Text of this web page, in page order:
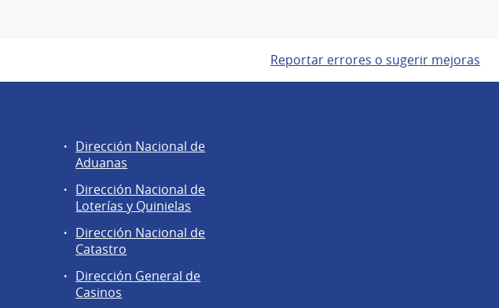
Reportar errores o sugerir mejoras
Áreas
de
Dirección
General
de
Secretaría
Dirección Nacional de
Aduanas
Dirección Nacional de
Loterías y Quinielas
Dirección Nacional de
Catastro
Dirección General de
Casinos